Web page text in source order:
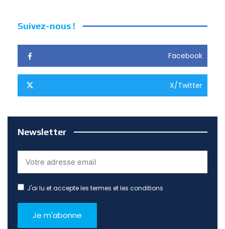
Suivez-nous !
Facebook
X/Twitter
Newsletter
J'ai lu et accepte les termes et les conditions